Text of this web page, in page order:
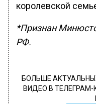
королевской
*Признан
РФ.
БОЛЬШЕ
ВИДЕО В